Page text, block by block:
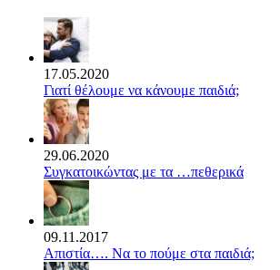
17.05.2020
Γιατί θέλουμε να κάνουμε παιδιά;
29.06.2020
Συγκατοικώντας με τα …πεθερικά
09.11.2017
Απιστία…. Να το πούμε στα παιδιά;